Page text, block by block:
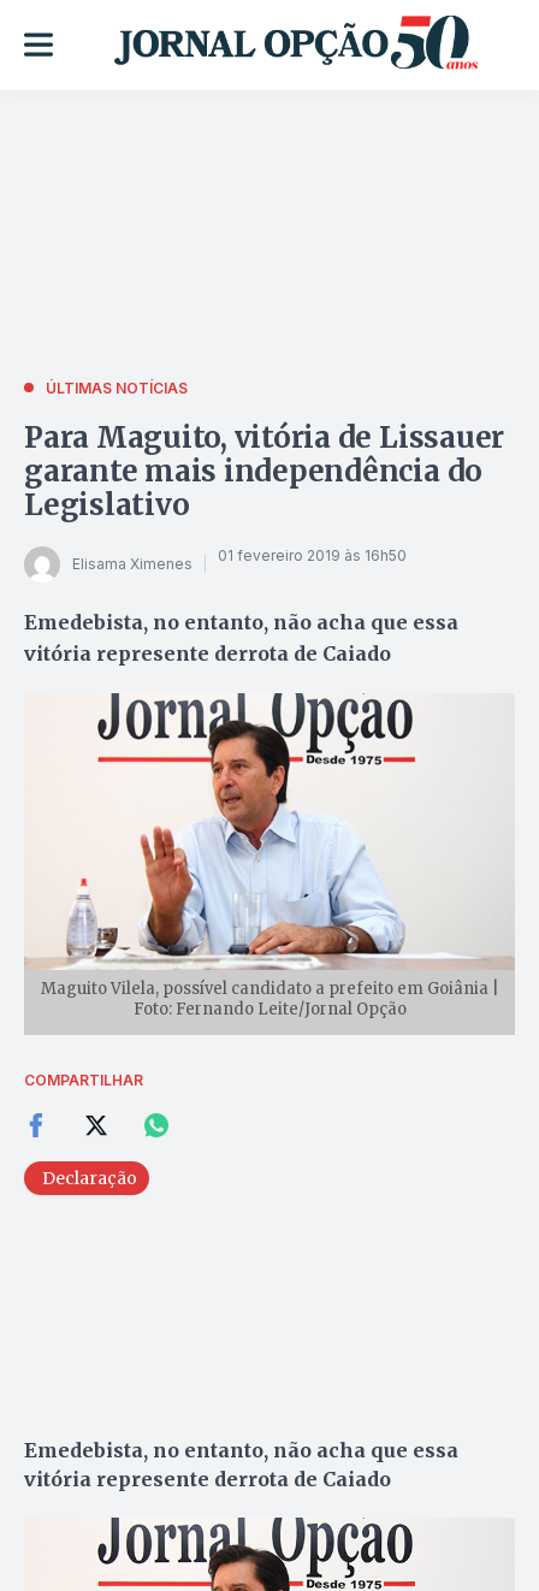
ÚLTIMAS NOTÍCIAS
Para Maguito, vitória de Lissauer
garante mais independência do
Legislativo
Elisama Ximenes 01 fevereiro 2019 às 16h50
Emedebista, no entanto, não acha que essa
vitória represente derrota de Caiado
Maguito Vilela, possível candidato a prefeito em Goiânia |
Foto: Fernando Leite/Jornal Opção
COMPARTILHAR
Declaração
Emedebista, no entanto, não acha que essa
vitória represente derrota de Caiado